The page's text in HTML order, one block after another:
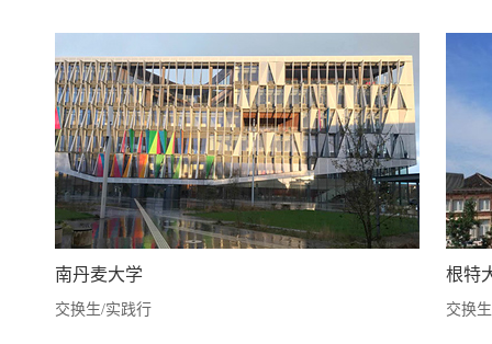
南丹麦大学
交换生/实践行
根特
交换生